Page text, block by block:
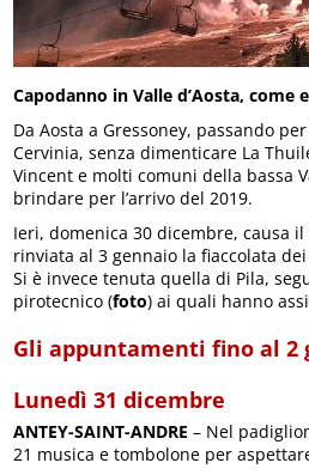
Capodanno in Valle d’Aosta, come
Da Aosta a Gressoney, passando
Cervinia, senza dimenticare La
Vincent e molti comuni della bassa
brindare per l’arrivo del 2019.
Ieri, domenica 30 dicembre, causa
rinviata al 3 gennaio la fiaccolata
Si è invece tenuta quella di Pila,
pirotecnico (foto) ai quali hanno
Gli appuntamenti fino al 2
Lunedì 31 dicembre
ANTEY-SAINT-ANDRE – Nel
21 musica e tombolone per